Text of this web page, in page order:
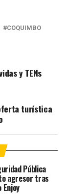
COQUIMBO
y TENs
turística
Pública
agresor tras